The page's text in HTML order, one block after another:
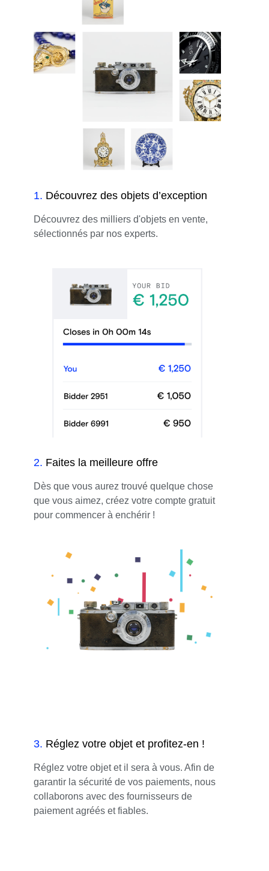
1. Découvrez des objets d’exception
Découvrez des milliers d'objets en vente,
sélectionnés par nos experts.
2. Faites la meilleure offre
Dès que vous aurez trouvé quelque chose
que vous aimez, créez votre compte gratuit
pour commencer à enchérir !
3. Réglez votre objet et profitez-en !
Réglez votre objet et il sera à vous. Afin de
garantir la sécurité de vos paiements, nous
collaborons avec des fournisseurs de
paiement agréés et fiables.